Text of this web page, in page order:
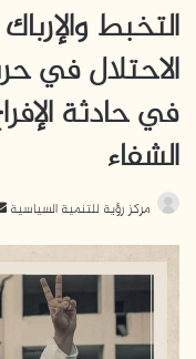
التخبط
الاحتلال في
في حادثة
الشفاء
مركز رؤية للتنمية السياسية